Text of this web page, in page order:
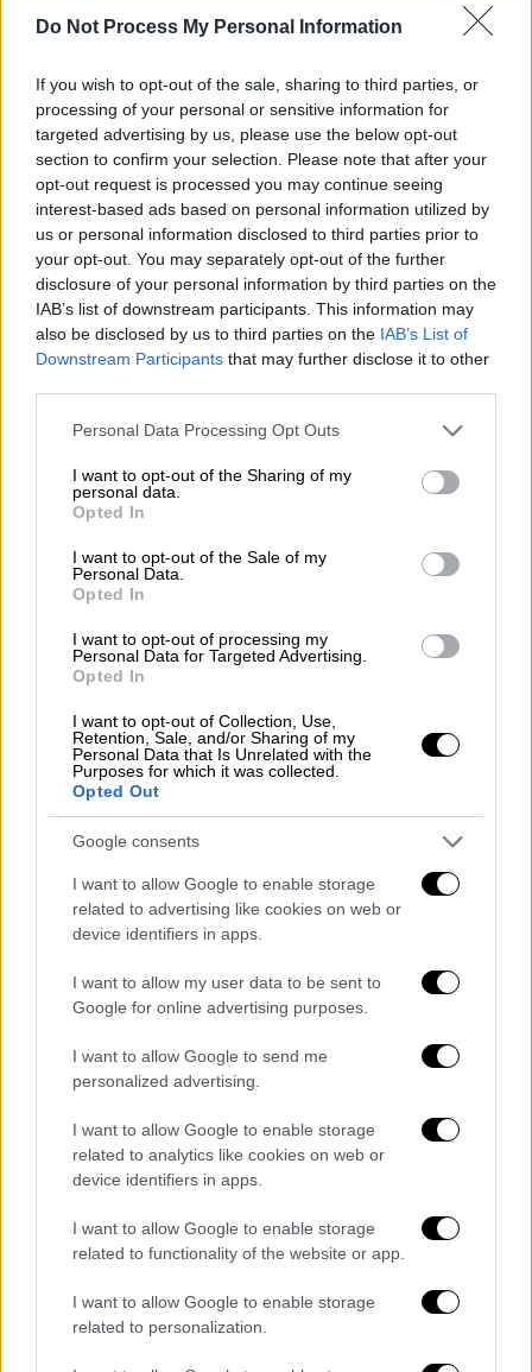
Do Not Process My Personal Information
If you wish to opt-out of the sale, sharing to third parties, or
processing of your personal or sensitive information for
targeted advertising by us, please use the below opt-out
section to confirm your selection. Please note that after your
opt-out request is processed you may continue seeing
interest-based ads based on personal information utilized by
us or personal information disclosed to third parties prior to
your opt-out. You may separately opt-out of the further
disclosure of your personal information by third parties on the
IAB’s list of downstream participants. This information may
also be disclosed by us to third parties on the IAB’s List of
Downstream Participants that may further disclose it to other
Please note that this website/app uses one or more Google
not limited to your visit or usage behaviour. You may click to
grant or deny consent to Google and its third-party tags to
use your data for below specified purposes in below Google
consent section.
Personal Data Processing Opt Outs
I want to opt-out of the Sharing of my
personal data.
Opted In
I want to opt-out of the Sale of my
Personal Data.
Opted In
I want to opt-out of processing my
Personal Data for Targeted Advertising.
Opted In
I want to opt-out of Collection, Use,
Retention, Sale, and/or Sharing of my
Personal Data that Is Unrelated with the
Purposes for which it was collected.
Opted Out
Google consents
I want to allow Google to enable storage
related to advertising like cookies on web or
device identifiers in apps.
I want to allow my user data to be sent to
Google for online advertising purposes.
I want to allow Google to send me
personalized advertising.
I want to allow Google to enable storage
related to analytics like cookies on web or
device identifiers in apps.
I want to allow Google to enable storage
related to functionality of the website or app.
I want to allow Google to enable storage
related to personalization.
Υγεία| 31.10.2024 20:40
Κορονοϊός: Μείωση σε εισαγωγές και
θετικότητα - Λιγότεροι θάνατοι την
τελευταία εβδομάδα
Η εβδομαδιαία έκθεση του ΕΟΔΥ δείχνει ότι
μειώθηκαν οι νέες εισαγωγές στα
νοσοκομεία, αλλά και η θετικότητα, ενώ
θανάτους
|27.06.2024 16:50
θετικότητας και έκρηξη εισαγωγών στα
νοσοκομεία – 18 θάνατοι
Σημαντική αύξηση καταγράφουν οι
εισαγωγές λόγω κορονοϊού